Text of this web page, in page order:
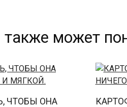
может
ЧТОБЫ ОНА